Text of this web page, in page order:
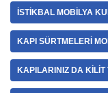
İSTIKBAL MOBILYA
KAPI SÜRTMELERI
KAPILARINIZ DA KILIT